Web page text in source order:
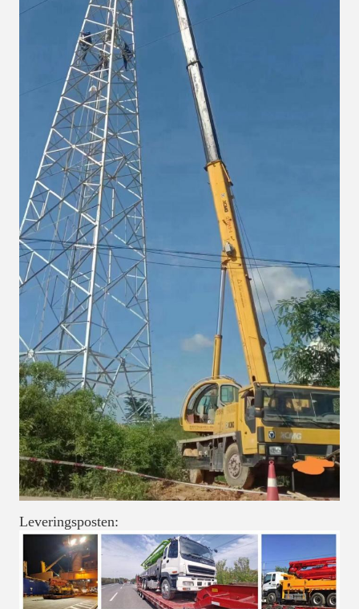
Leveringsposten: